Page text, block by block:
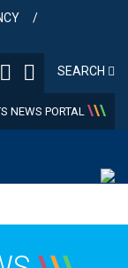
SEARCH
NEWS PORTAL\\\